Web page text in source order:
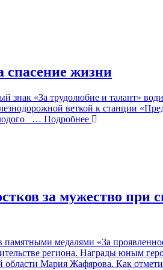
спасение жизни
«За трудолюбие и талант»
веткой к станции
… Подробнее
за мужество при
медалями «За
региона. Награды юным
Мария Жафярова. Как